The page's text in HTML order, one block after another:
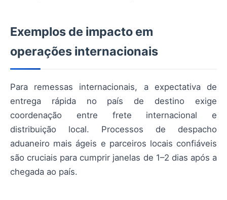
Exemplos de impacto em
operações internacionais
Para remessas internacionais, a expectativa de
entrega rápida no país de destino exige
coordenação entre frete internacional e
distribuição local. Processos de despacho
aduaneiro mais ágeis e parceiros locais confiáveis
são cruciais para cumprir janelas de 1–2 dias após a
chegada ao país.